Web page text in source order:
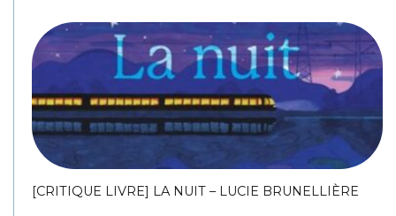
[CRITIQUE LIVRE] LA NUIT – LUCIE BRUNELLIÈRE